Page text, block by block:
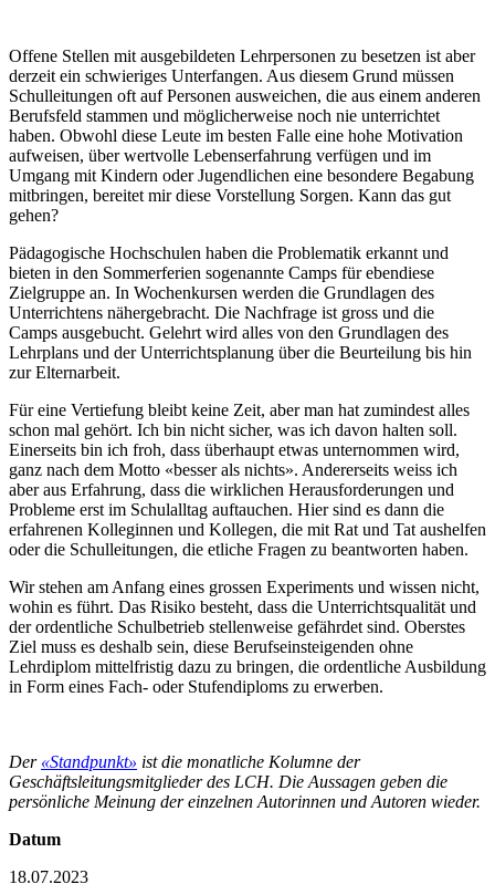
Offene Stellen mit ausgebildeten Lehrpersonen zu besetzen ist aber
derzeit ein schwieriges Unterfangen. Aus diesem Grund müssen
Schulleitungen oft auf Personen ausweichen, die aus einem anderen
Berufsfeld stammen und möglicherweise noch nie unterrichtet
haben. Obwohl diese Leute im besten Falle eine hohe Motivation
aufweisen, über wertvolle Lebenserfahrung verfügen und im
Umgang mit Kindern oder Jugendlichen eine besondere Begabung
mitbringen, bereitet mir diese Vorstellung Sorgen. Kann das gut
gehen?
Pädagogische Hochschulen haben die Problematik erkannt und
bieten in den Sommerferien sogenannte Camps für ebendiese
Zielgruppe an. In Wochenkursen werden die Grundlagen des
Unterrichtens nähergebracht. Die Nachfrage ist gross und die
Camps ausgebucht. Gelehrt wird alles von den Grundlagen des
Lehrplans und der Unterrichtsplanung über die Beurteilung bis hin
zur Elternarbeit.
Für eine Vertiefung bleibt keine Zeit, aber man hat zumindest alles
schon mal gehört. Ich bin nicht sicher, was ich davon halten soll.
Einerseits bin ich froh, dass überhaupt etwas unternommen wird,
ganz nach dem Motto «besser als nichts». Andererseits weiss ich
aber aus Erfahrung, dass die wirklichen Herausforderungen und
Probleme erst im Schulalltag auftauchen. Hier sind es dann die
erfahrenen Kolleginnen und Kollegen, die mit Rat und Tat aushelfen
oder die Schulleitungen, die etliche Fragen zu beantworten haben.
Wir stehen am Anfang eines grossen Experiments und wissen nicht,
wohin es führt. Das Risiko besteht, dass die Unterrichtsqualität und
der ordentliche Schulbetrieb stellenweise gefährdet sind. Oberstes
Ziel muss es deshalb sein, diese Berufseinsteigenden ohne
Lehrdiplom mittelfristig dazu zu bringen, die ordentliche Ausbildung
in Form eines Fach- oder Stufendiploms zu erwerben.
Der «Standpunkt» ist die monatliche Kolumne der
Geschäftsleitungsmitglieder des LCH. Die Aussagen geben die
persönliche Meinung der einzelnen Autorinnen und Autoren wieder.
Datum
18.07.2023